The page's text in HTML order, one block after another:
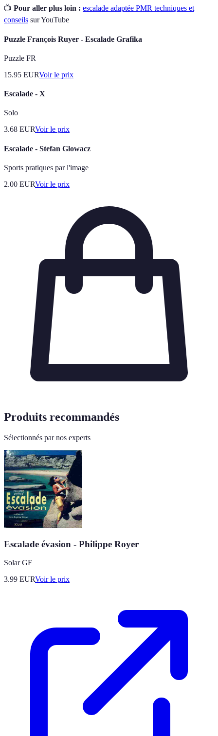
📺 Pour aller plus loin : escalade adaptée PMR techniques et
conseils sur YouTube
Puzzle François Ruyer - Escalade Grafika
Puzzle FR
15.95 EURVoir le prix
Escalade - X
Solo
3.68 EURVoir le prix
Escalade - Stefan Glowacz
Sports pratiques par l'image
2.00 EURVoir le prix
Produits recommandés
Sélectionnés par nos experts
Escalade évasion - Philippe Royer
Solar GF
3.99 EURVoir le prix